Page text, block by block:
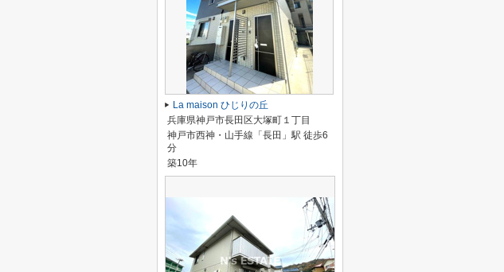
La maison ひじりの丘
兵庫県神戸市長田区大塚町１丁目
神戸市西神・山手線「長田」駅 徒歩6
分
築10年